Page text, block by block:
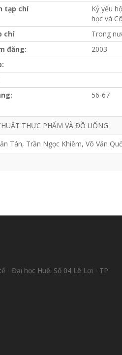
tạp chí
Kỷ yếu
học và
chí
Trong
đăng:
2003
56-67
THỰC PHẨM VÀ ĐỒ UỐNG
Tán, Trần Ngọc Khiêm, Võ Văn
- Đại học Huế. Số 04 Lê Lợi - TP